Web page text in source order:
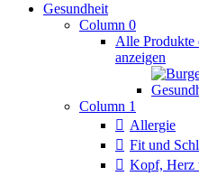
Gesundheit
Column 0
Alle Produkte
anzeigen
Column 1
Allergie
Fit und
Kopf, Herz